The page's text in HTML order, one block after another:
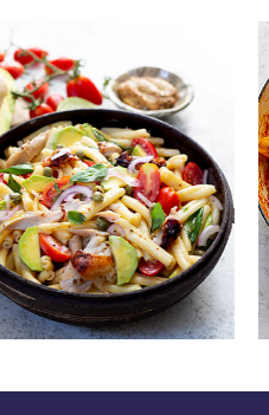
סלט פסטה
ארוחת